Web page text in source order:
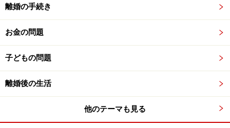
した。驚いたのはA子さんでした。
みなかったんです。そこまで夫のプライドを傷つけてし
まっていたとは……。私が『離婚はしたくない』と言う
と、夫からは『この家にいても、もうお前とは一生、口
をきくこともないからそのつもりでいてほしい』と告げ
られてしまいました」
離婚の手続き
お金の問題
子どもの問題
離婚後の生活
他のテーマも見る